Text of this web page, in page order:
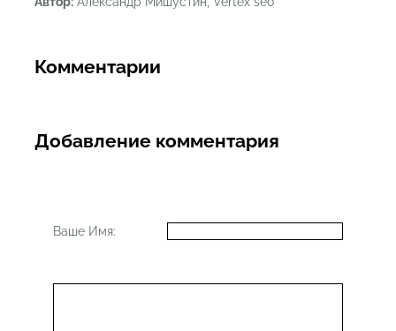
Комментарии
Добавление комментария
Ваше Имя: